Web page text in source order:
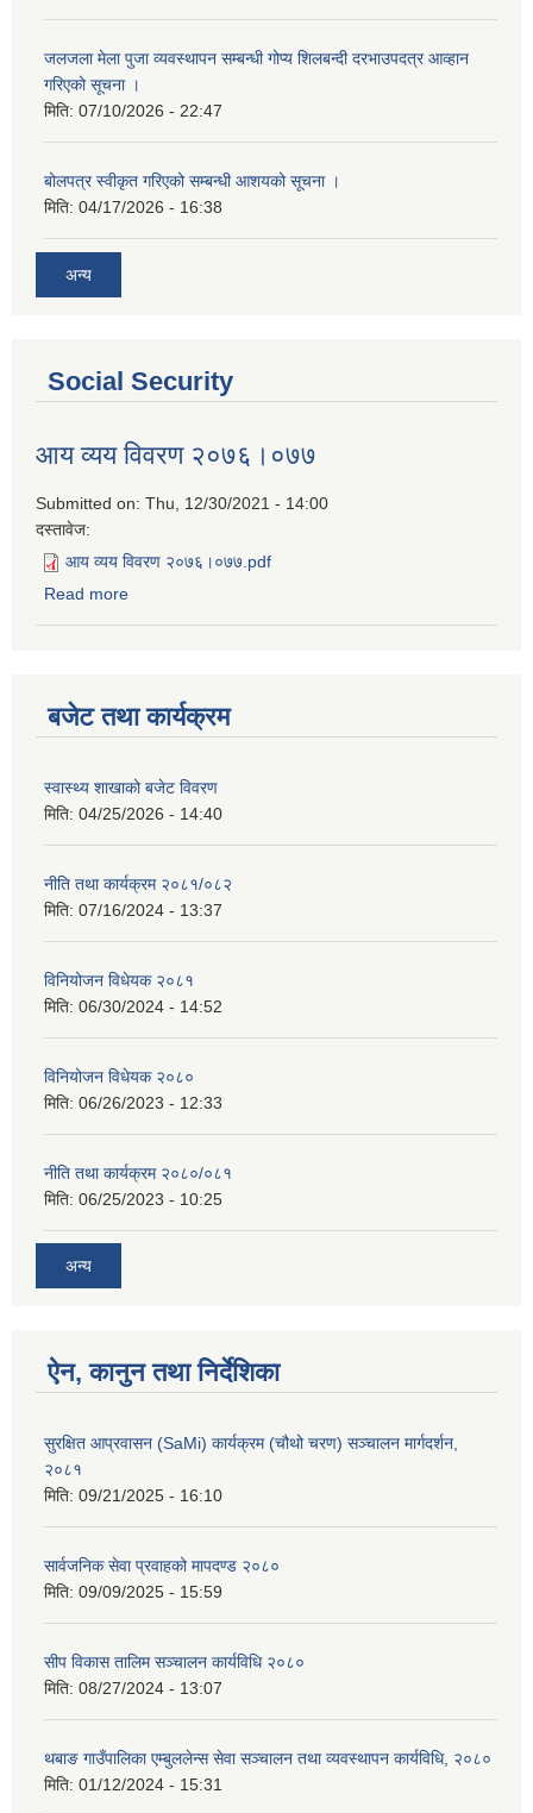
जलजला मेला पुजा व्यवस्थापन सम्बन्धी गोप्य शिलबन्दी दरभाउपदत्र आव्हान
गरिएको सूचना ।
मिति: 07/10/2026 - 22:47
बोलपत्र स्वीकृत गरिएको सम्बन्धी आशयको सूचना ।
मिति: 04/17/2026 - 16:38
अन्य
Social Security
आय व्यय विवरण २०७६।०७७
Submitted on: Thu, 12/30/2021 - 14:00
दस्तावेज:
आय व्यय विवरण २०७६।०७७.pdf
Read more
बजेट तथा कार्यक्रम
स्वास्थ्य शाखाको बजेट विवरण
मिति: 04/25/2026 - 14:40
नीति तथा कार्यक्रम २०८१/०८२
मिति: 07/16/2024 - 13:37
विनियोजन विधेयक २०८१
मिति: 06/30/2024 - 14:52
विनियोजन विधेयक २०८०
मिति: 06/26/2023 - 12:33
नीति तथा कार्यक्रम २०८०/०८१
मिति: 06/25/2023 - 10:25
अन्य
ऐन, कानुन तथा निर्देशिका
सुरक्षित आप्रवासन (SaMi) कार्यक्रम (चौथो चरण) सञ्चालन मार्गदर्शन,
२०८१
मिति: 09/21/2025 - 16:10
सार्वजनिक सेवा प्रवाहको मापदण्ड २०८०
मिति: 09/09/2025 - 15:59
सीप विकास तालिम सञ्चालन कार्यविधि २०८०
मिति: 08/27/2024 - 13:07
थबाङ गाउँपालिका एम्बुललेन्स सेवा सञ्चालन तथा व्यवस्थापन कार्यविधि, २०८०
मिति: 01/12/2024 - 15:31